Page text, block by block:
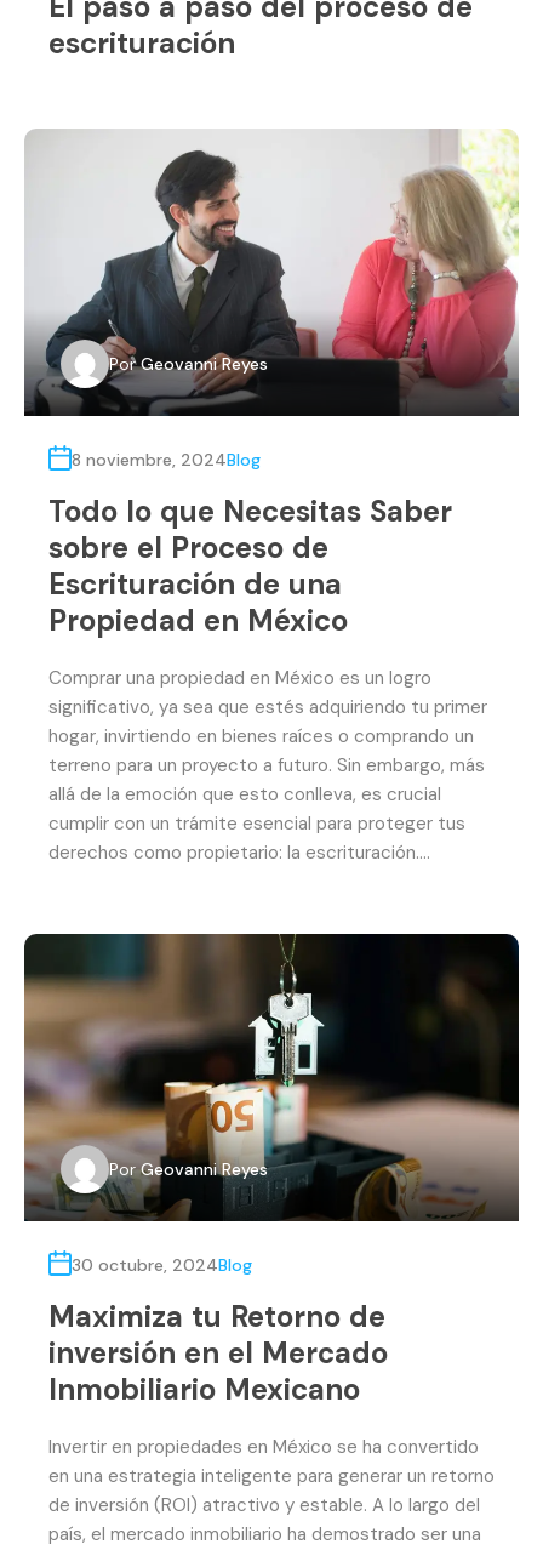
escrituración
Por Geovanni Reyes
8 noviembre, 2024Blog
Todo lo que Necesitas Saber
sobre el Proceso de
Escrituración de una
Propiedad en México
Comprar una propiedad en México es un logro
significativo, ya sea que estés adquiriendo tu primer
hogar, invirtiendo en bienes raíces o comprando un
terreno para un proyecto a futuro. Sin embargo, más
allá de la emoción que esto conlleva, es crucial
cumplir con un trámite esencial para proteger tus
derechos como propietario: la escrituración….
Por Geovanni Reyes
30 octubre, 2024Blog
Maximiza tu Retorno de
inversión en el Mercado
Inmobiliario Mexicano
Invertir en propiedades en México se ha convertido
en una estrategia inteligente para generar un retorno
de inversión (ROI) atractivo y estable. A lo largo del
país, el mercado inmobiliario ha demostrado ser una